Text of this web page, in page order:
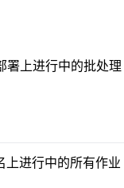
署上进行中的批处理
上进行中的所有作业